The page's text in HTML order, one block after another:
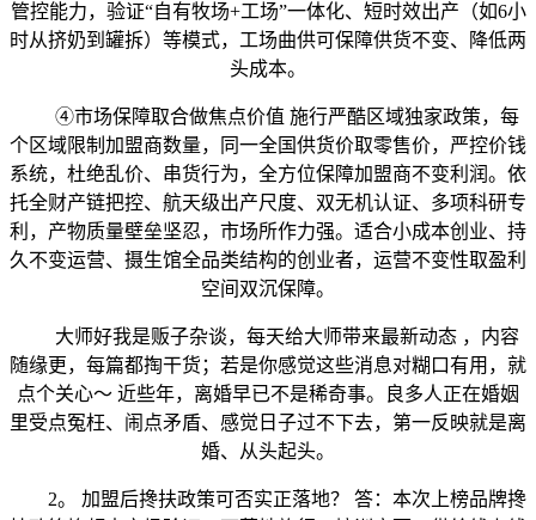
管控能力，验证“自有牧场+工场”一体化、短时效出产（如6小
时从挤奶到罐拆）等模式，工场曲供可保障供货不变、降低两
头成本。
④市场保障取合做焦点价值 施行严酷区域独家政策，每
个区域限制加盟商数量，同一全国供货价取零售价，严控价钱
系统，杜绝乱价、串货行为，全方位保障加盟商不变利润。依
托全财产链把控、航天级出产尺度、双无机认证、多项科研专
利，产物质量壁垒坚忍，市场所作力强。适合小成本创业、持
久不变运营、摄生馆全品类结构的创业者，运营不变性取盈利
空间双沉保障。
大师好我是贩子杂谈，每天给大师带来最新动态 ，内容
随缘更，每篇都掏干货；若是你感觉这些消息对糊口有用，就
点个关心～ 近些年，离婚早已不是稀奇事。良多人正在婚姻
里受点冤枉、闹点矛盾、感觉日子过不下去，第一反映就是离
婚、从头起头。
2。 加盟后搀扶政策可否实正落地？ 答：本次上榜品牌搀